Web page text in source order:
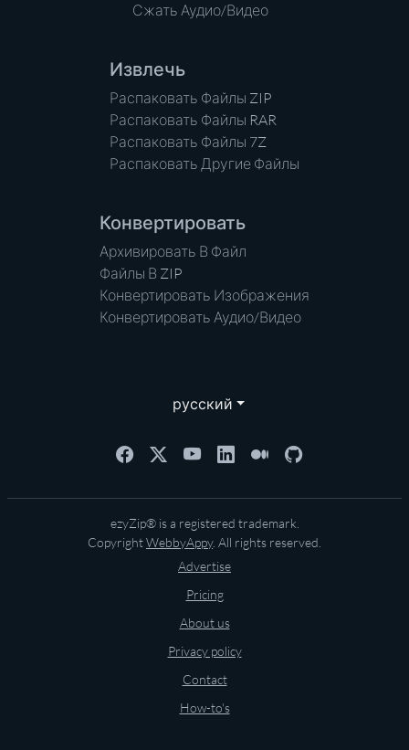
Сжать Аудио/Видео
Извлечь
Распаковать Файлы ZIP
Распаковать Файлы RAR
Распаковать Файлы 7Z
Распаковать Другие Файлы
Конвертировать
Архивировать В Файл
Файлы В ZIP
Конвертировать Изображения
Конвертировать Аудио/Видео
русский
ezyZip® is a registered trademark.
CopyrightWebbyAppy. All rights reserved.
Advertise
Pricing
About us
Privacy policy
Contact
How-to's